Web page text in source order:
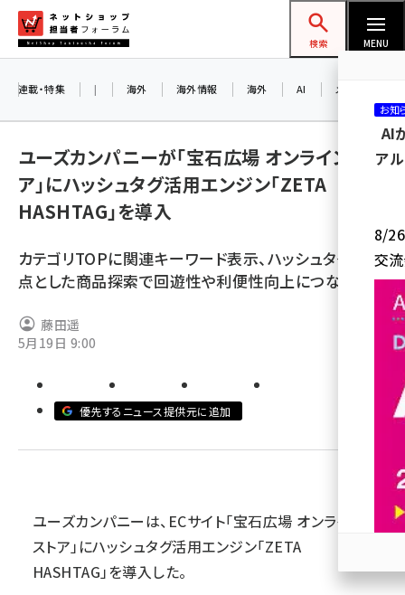
ン
ネットショップ担当者フォーラム
検索 MENU
amazon (2260)
楽天 (1878)
アスクル (1126)
ビィ・フォアード (786)
連載・特集 | 海外 海外情報 海外 AI メタバース
ユーズカンパニーが「宝石広場 オンラインスト
ア」にハッシュタグ活用エンジン「ZETA
HASHTAG」を導入
カテゴリTOPに関連キーワード表示、ハッシュタグを起
点とした商品探索で回遊性や利便性向上につなげる
藤田遥
5月19日 9:00
優先するニュース提供元に追加
ユーズカンパニーは、ECサイト「宝石広場 オンライン
ストア」にハッシュタグ活用エンジン「ZETA
HASHTAG」を導入した。
お知
AI
ア
8/26
交
参